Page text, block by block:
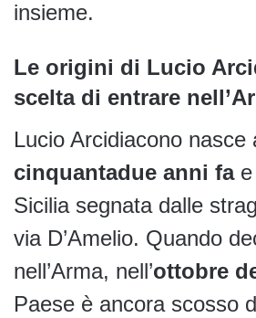
insieme.
Le origini di Lucio
scelta di entrare
Lucio Arcidiacono nasce
cinquantadue anni fae
Sicilia segnata dalle
via D’Amelio. Quando
nell’Arma, nell’ottobre
Paese è ancora scosso